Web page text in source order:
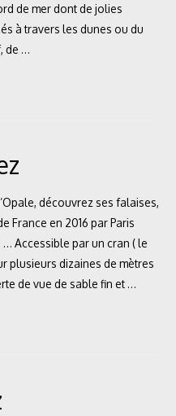
de mer dont de jolies
à travers les dunes ou du
de …
découvrez ses falaises,
France en 2016 par Paris
Accessible par un cran ( le
plusieurs dizaines de mètres
de vue de sable fin et …